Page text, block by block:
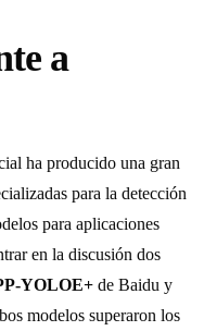
a
ha producido una gran
para la detección
para aplicaciones
en la discusión dos
YOLOE+ de Baidu y
modelos superaron los